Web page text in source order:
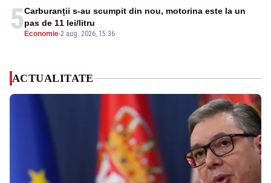
5 Economie-2 aug. 2026, 15:36
Carburanții s-au scumpit din nou, motorina este la un
pas de 11 lei/litru
ACTUALITATE